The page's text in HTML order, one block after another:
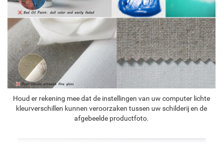
Houd er rekening mee dat de instellingen van uw computer lichte
kleurverschillen kunnen veroorzaken tussen uw schilderij en de
afgebeelde productfoto.